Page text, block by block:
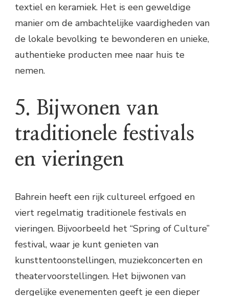
textiel en keramiek. Het is een geweldige
manier om de ambachtelijke vaardigheden van
de lokale bevolking te bewonderen en unieke,
authentieke producten mee naar huis te
nemen.
5. Bijwonen van
traditionele festivals
en vieringen
Bahrein heeft een rijk cultureel erfgoed en
viert regelmatig traditionele festivals en
vieringen. Bijvoorbeeld het “Spring of Culture”
festival, waar je kunt genieten van
kunsttentoonstellingen, muziekconcerten en
theatervoorstellingen. Het bijwonen van
dergelijke evenementen geeft je een dieper